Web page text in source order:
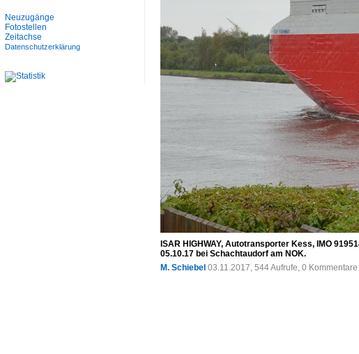
ISAR HIGHWAY, Autotransporter Kess, IMO
05.10.17 bei Schachtaudorf am NOK.
M. Schiebel 03.11.2017, 544 Aufrufe, 0 Kommentare
Neuzugänge
Fotostellen
Zeitachse
Datenschutzerklärung